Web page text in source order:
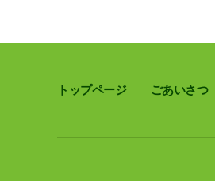
トップページ ごあいさつ